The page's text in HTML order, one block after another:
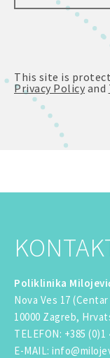
This site is
Privacy Policy and
Poliklinika
Nova Ves 17
10000 Zagreb,
TELEFON: +385 (0)1
E-MAIL: